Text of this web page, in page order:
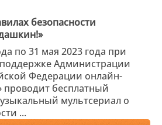
безопасности
по 31 мая 2023 года при
Администрации
Федерации онлайн-
бесплатный
мультсериал о
...